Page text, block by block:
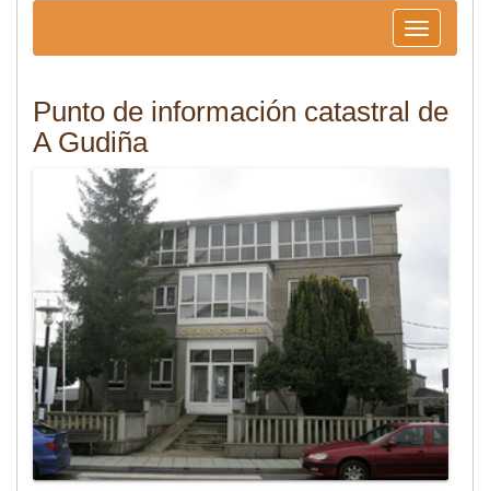
Toggle
navigation
Punto de información catastral de
A Gudiña